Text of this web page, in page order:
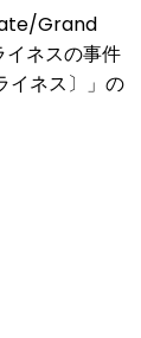
Grand
ネスの事件
イネス〕」の